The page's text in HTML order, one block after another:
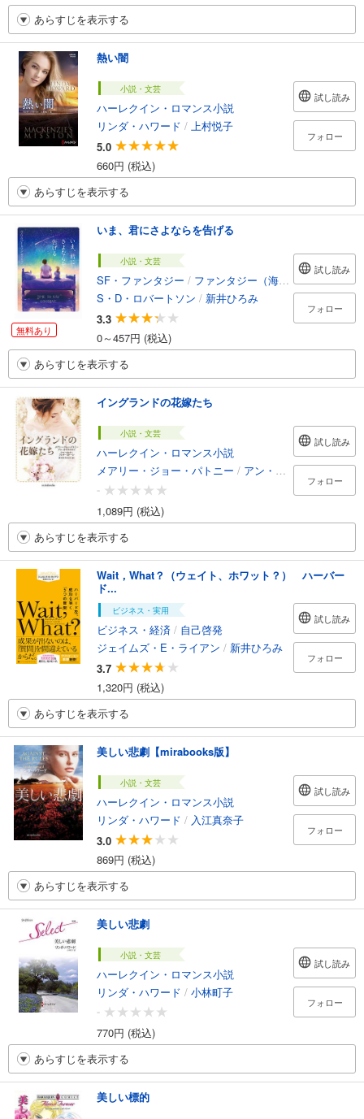
あらすじを表示する
熱い闇
小説・文芸
ハーレクイン・ロマンス小説
リンダ・ハワード / 上村悦子
5.0
660円 (税込)
試し読み
フォロー
あらすじを表示する
無料あり
いま、君にさよならを告げる
小説・文芸
SF・ファンタジー / ファンタジー（海外）
S・D・ロバートソン / 新井ひろみ
3.3
0～457円 (税込)
試し読み
フォロー
あらすじを表示する
イングランドの花嫁たち
小説・文芸
ハーレクイン・ロマンス小説
メアリー・ジョー・パトニー / アン・オブライエン /シ
-
1,089円 (税込)
試し読み
フォロー
あらすじを表示する
Wait，What？（ウェイト、ホワット？） ハーバー
ド...
ビジネス・実用
ビジネス・経済 / 自己啓発
ジェイムズ・E・ライアン / 新井ひろみ
3.7
1,320円 (税込)
試し読み
フォロー
あらすじを表示する
美しい悲劇【mirabooks版】
小説・文芸
ハーレクイン・ロマンス小説
リンダ・ハワード / 入江真奈子
3.0
869円 (税込)
試し読み
フォロー
あらすじを表示する
美しい悲劇
小説・文芸
ハーレクイン・ロマンス小説
リンダ・ハワード / 小林町子
-
770円 (税込)
試し読み
フォロー
あらすじを表示する
美しい標的